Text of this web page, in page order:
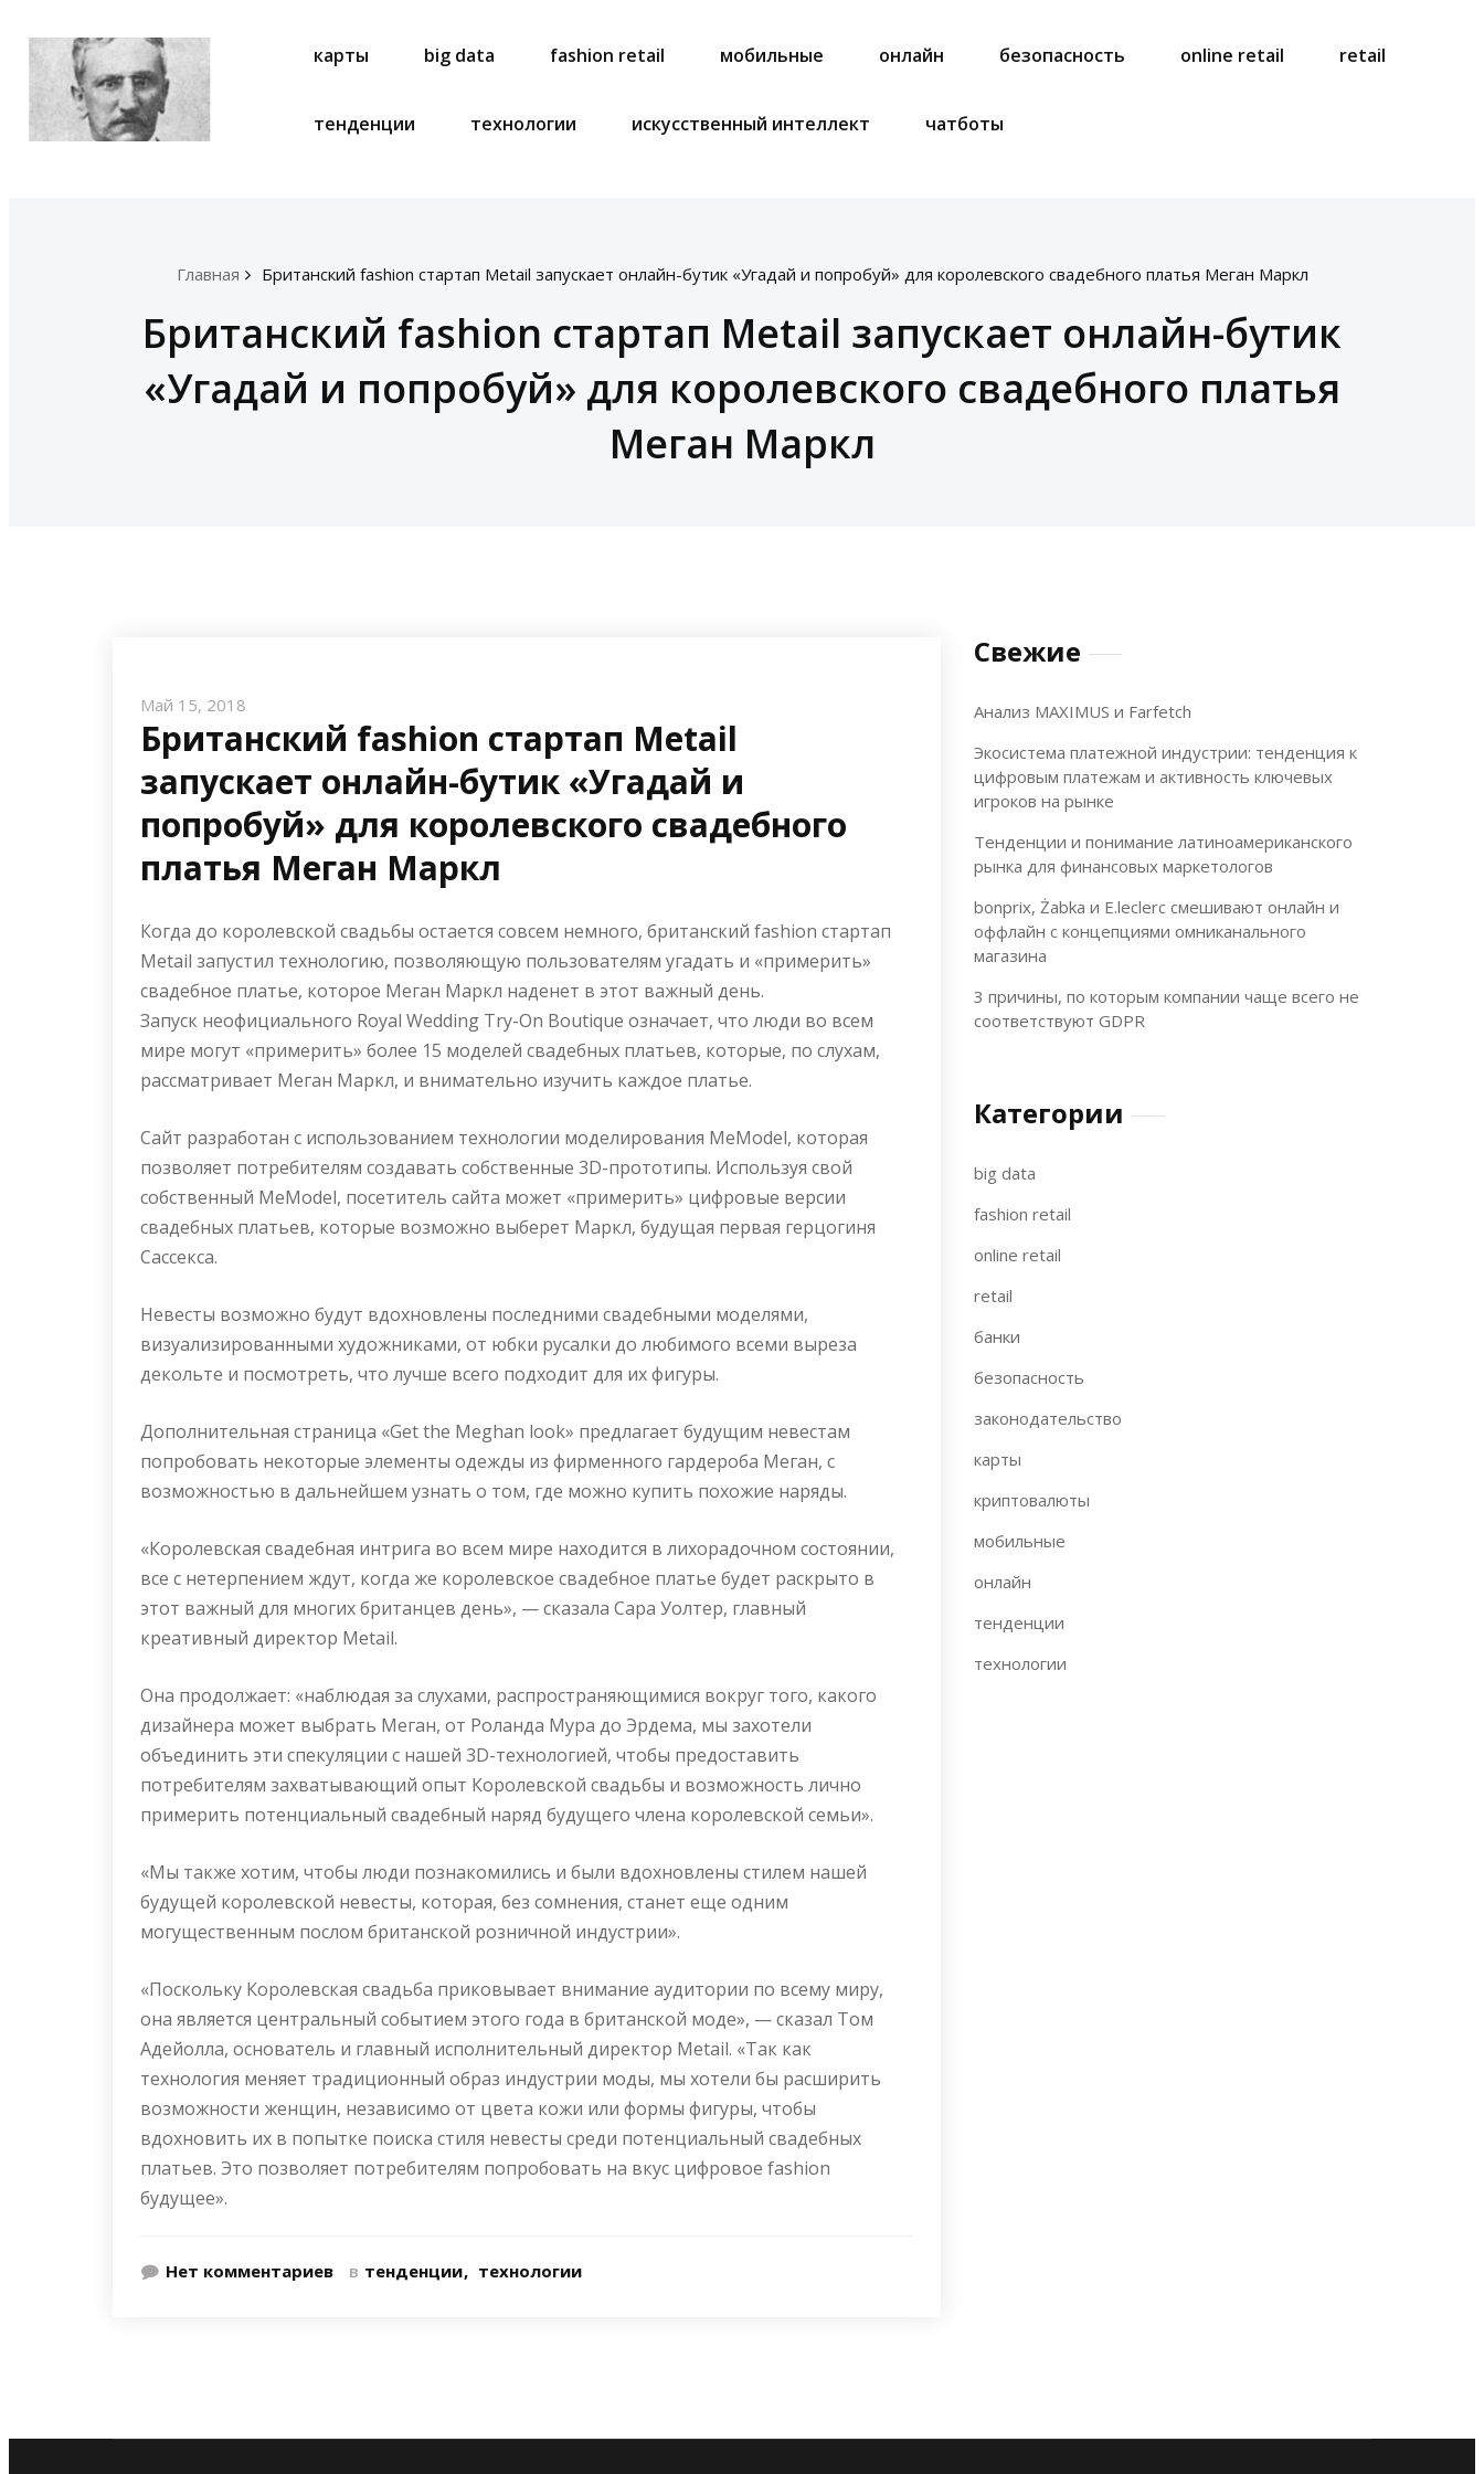
карты big data fashion retail мобильные онлайн безопасность online retail retail
тенденции технологии искусственный интеллект чатботы
Главная Британский fashion стартап Metail запускает онлайн-бутик «Угадай и попробуй» для королевского свадебного платья Меган Маркл
Британский fashion стартап Metail запускает онлайн-бутик
«Угадай и попробуй» для королевского свадебного платья
Меган Маркл
Май 15, 2018
Британский fashion стартап Metail
запускает онлайн-бутик «Угадай и
попробуй» для королевского свадебного
платья Меган Маркл
Когда до королевской свадьбы остается совсем немного, британский fashion стартап
Metail запустил технологию, позволяющую пользователям угадать и «примерить»
свадебное платье, которое Меган Маркл наденет в этот важный день.
Запуск неофициального Royal Wedding Try-On Boutique означает, что люди во всем
мире могут «примерить» более 15 моделей свадебных платьев, которые, по слухам,
рассматривает Меган Маркл, и внимательно изучить каждое платье.
Сайт разработан с использованием технологии моделирования MeModel, которая
позволяет потребителям создавать собственные 3D-прототипы. Используя свой
собственный MeModel, посетитель сайта может «примерить» цифровые версии
свадебных платьев, которые возможно выберет Маркл, будущая первая герцогиня
Сассекса.
Невесты возможно будут вдохновлены последними свадебными моделями,
визуализированными художниками, от юбки русалки до любимого всеми выреза
декольте и посмотреть, что лучше всего подходит для их фигуры.
Дополнительная страница «Get the Meghan look» предлагает будущим невестам
попробовать некоторые элементы одежды из фирменного гардероба Меган, с
возможностью в дальнейшем узнать о том, где можно купить похожие наряды.
«Королевская свадебная интрига во всем мире находится в лихорадочном состоянии,
все с нетерпением ждут, когда же королевское свадебное платье будет раскрыто в
этот важный для многих британцев день», — сказала Сара Уолтер, главный
креативный директор Metail.
Она продолжает: «наблюдая за слухами, распространяющимися вокруг того, какого
дизайнера может выбрать Меган, от Роланда Мура до Эрдема, мы захотели
объединить эти спекуляции с нашей 3D-технологией, чтобы предоставить
потребителям захватывающий опыт Королевской свадьбы и возможность лично
примерить потенциальный свадебный наряд будущего члена королевской семьи».
«Мы также хотим, чтобы люди познакомились и были вдохновлены стилем нашей
будущей королевской невесты, которая, без сомнения, станет еще одним
могущественным послом британской розничной индустрии».
«Поскольку Королевская свадьба приковывает внимание аудитории по всему миру,
она является центральный событием этого года в британской моде», — сказал Том
Адейолла, основатель и главный исполнительный директор Metail. «Так как
технология меняет традиционный образ индустрии моды, мы хотели бы расширить
возможности женщин, независимо от цвета кожи или формы фигуры, чтобы
вдохновить их в попытке поиска стиля невесты среди потенциальный свадебных
платьев. Это позволяет потребителям попробовать на вкус цифровое fashion
будущее».
Нет комментариев в тенденции технологии
Свежие
Анализ MAXIMUS и Farfetch
Экосистема платежной индустрии: тенденция к
цифровым платежам и активность ключевых
игроков на рынке
Тенденции и понимание латиноамериканского
рынка для финансовых маркетологов
bonprix, Żabka и E.leclerc смешивают онлайн и
оффлайн с концепциями омниканального
магазина
3 причины, по которым компании чаще всего не
соответствуют GDPR
Категории
big data
fashion retail
online retail
retail
банки
безопасность
законодательство
карты
криптовалюты
мобильные
онлайн
тенденции
технологии